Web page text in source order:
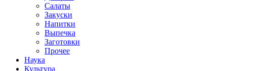
Салаты
Закуски
Напитки
Выпечка
Заготовки
Прочее
Наука
Культура